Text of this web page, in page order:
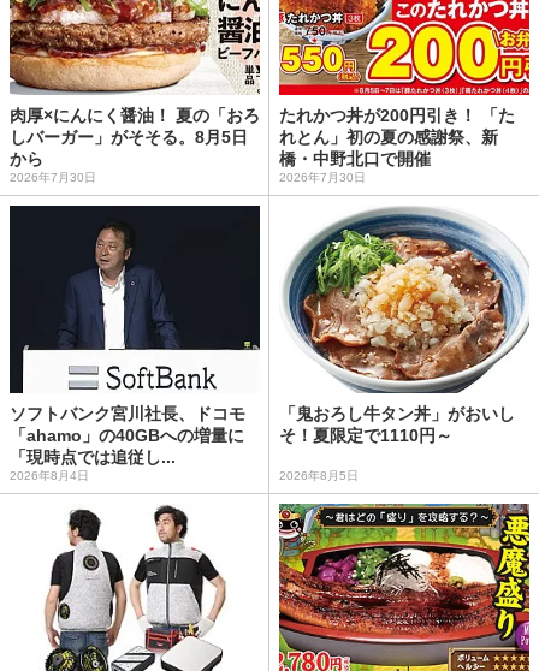
肉厚×にんにく醤油！ 夏の「おろ
しバーガー」がそそる。8月5日
から
2026年7月30日
たれかつ丼が200円引き！ 「た
れとん」初の夏の感謝祭、新
橋・中野北口で開催
2026年7月30日
ソフトバンク宮川社長、ドコモ
「ahamo」の40GBへの増量に
「現時点では追従し...
2026年8月4日
「鬼おろし牛タン丼」がおいし
そ！夏限定で1110円～
2026年8月5日